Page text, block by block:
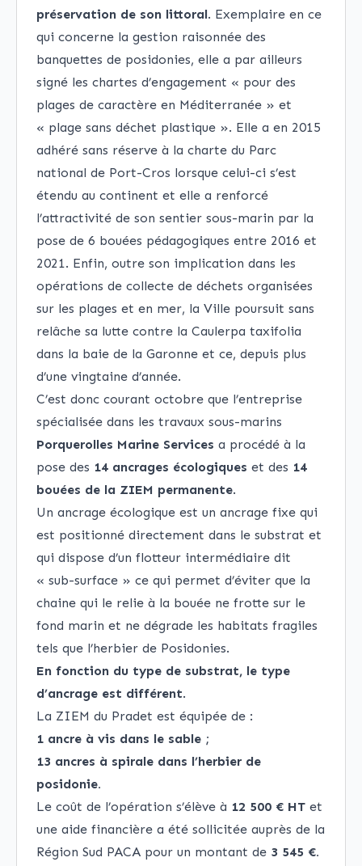
préservation de son littoral. Exemplaire en ce
qui concerne la gestion raisonnée des
banquettes de posidonies, elle a par ailleurs
signé les chartes d’engagement « pour des
plages de caractère en Méditerranée » et
« plage sans déchet plastique ». Elle a en 2015
adhéré sans réserve à la charte du Parc
national de Port-Cros lorsque celui-ci s’est
étendu au continent et elle a renforcé
l’attractivité de son sentier sous-marin par la
pose de 6 bouées pédagogiques entre 2016 et
2021. Enfin, outre son implication dans les
opérations de collecte de déchets organisées
sur les plages et en mer, la Ville poursuit sans
relâche sa lutte contre la Caulerpa taxifolia
dans la baie de la Garonne et ce, depuis plus
d’une vingtaine d’année.
C’est donc courant octobre que l’entreprise
spécialisée dans les travaux sous-marins
Porquerolles Marine Services a procédé à la
pose des 14 ancrages écologiques et des 14
bouées de la ZIEM permanente.
Un ancrage écologique est un ancrage fixe qui
est positionné directement dans le substrat et
qui dispose d’un flotteur intermédiaire dit
« sub-surface » ce qui permet d’éviter que la
chaine qui le relie à la bouée ne frotte sur le
fond marin et ne dégrade les habitats fragiles
tels que l’herbier de Posidonies.
En fonction du type de substrat, le type
d’ancrage est différent.
La ZIEM du Pradet est équipée de :
1 ancre à vis dans le sable ;
13 ancres à spirale dans l’herbier de
posidonie.
Le coût de l’opération s’élève à 12 500 € HT et
une aide financière a été sollicitée auprès de la
Région Sud PACA pour un montant de 3 545 €.